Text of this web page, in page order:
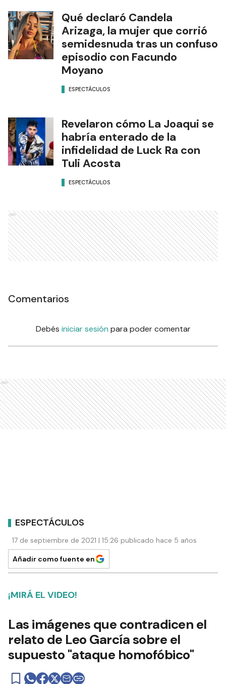
Qué declaró Candela
Arizaga, la mujer que corrió
semidesnuda tras un confuso
episodio con Facundo
Moyano
ESPECTÁCULOS
Revelaron cómo La Joaqui se
habría enterado de la
infidelidad de Luck Ra con
Tuli Acosta
ESPECTÁCULOS
Ads
Comentarios
Debés iniciar sesión para poder comentar
Ads
ESPECTÁCULOS
17 de septiembre de 2021 | 15:26 publicado hace 5 años
Añadir como fuente en
¡MIRÁ EL VIDEO!
Las imágenes que contradicen el
relato de Leo García sobre el
supuesto "ataque homofóbico"